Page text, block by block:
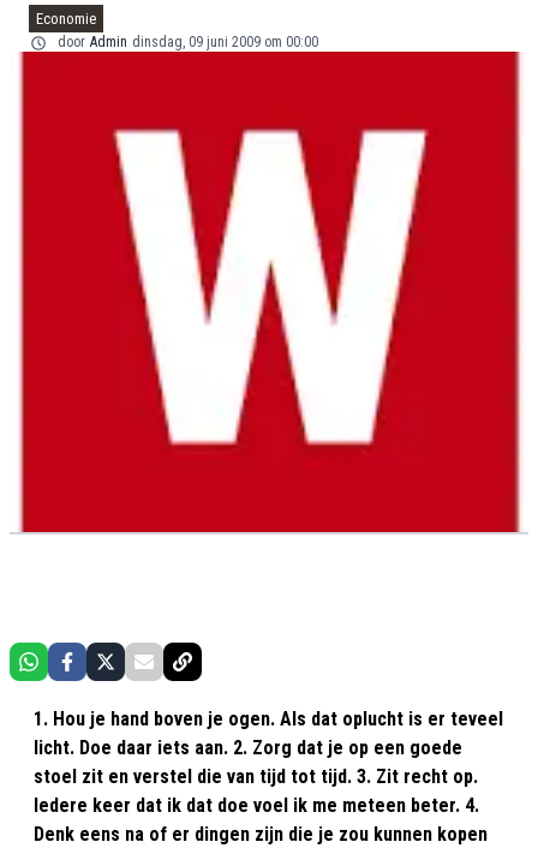
Economie
door Admin dinsdag, 09 juni 2009 om 00:00
1. Hou je hand boven je ogen. Als dat oplucht is er teveel
licht. Doe daar iets aan. 2. Zorg dat je op een goede
stoel zit en verstel die van tijd tot tijd. 3. Zit recht op.
Iedere keer dat ik dat doe voel ik me meteen beter. 4.
Denk eens na of er dingen zijn die je zou kunnen kopen